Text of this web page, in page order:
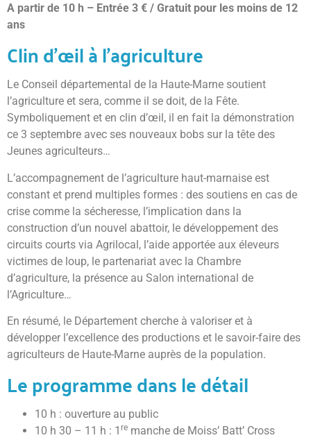
A partir de 10 h – Entrée 3 € / Gratuit pour les moins de 12
ans
Clin d’œil à l’agriculture
Le Conseil départemental de la Haute-Marne soutient
l’agriculture et sera, comme il se doit, de la Fête.
Symboliquement et en clin d’œil, il en fait la démonstration
ce 3 septembre avec ses nouveaux bobs sur la tête des
Jeunes agriculteurs…
L’accompagnement de l’agriculture haut-marnaise est
constant et prend multiples formes : des soutiens en cas de
crise comme la sécheresse, l’implication dans la
construction d’un nouvel abattoir, le développement des
circuits courts via Agrilocal, l’aide apportée aux éleveurs
victimes de loup, le partenariat avec la Chambre
d’agriculture, la présence au Salon international de
l’Agriculture…
En résumé, le Département cherche à valoriser et à
développer l’excellence des productions et le savoir-faire des
agriculteurs de Haute-Marne auprès de la population.
Le programme dans le détail
10 h : ouverture au public
10 h 30 – 11 h : 1 re manche de Moiss’ Batt’ Cross